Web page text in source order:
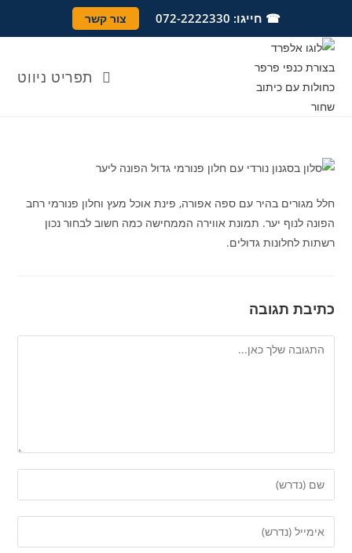
content
☎ חייגו: 072-2222330 צור קשר
תפריט ניווט
חלל מגורים בהיר עם ספה אפורה, פינת אוכל מעץ וחלון פנורמי רחב
הפונה לנוף יער. תמונת אווירה הממחישה כמה חשוב לבחור נכון
רשתות לחלונות גדולים.
כתיבת תגובה
להגיב
את
השם
שלך
את